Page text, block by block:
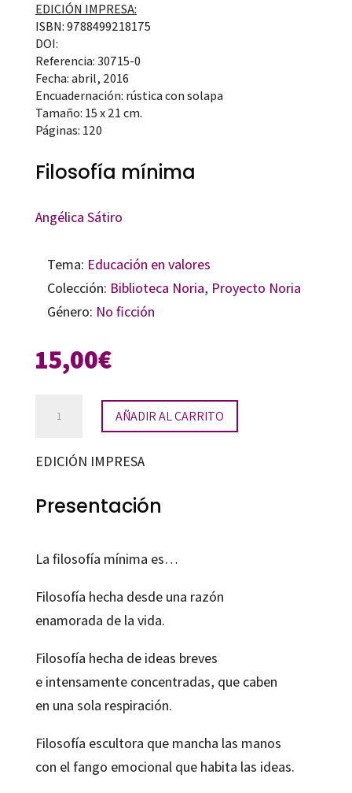
EDICIÓN IMPRESA:
ISBN: 9788499218175
DOI:
Referencia: 30715-0
Fecha: abril, 2016
Encuadernación: rústica con solapa
Tamaño: 15 x 21 cm.
Páginas: 120
Filosofía mínima
Angélica Sátiro
Tema: Educación en valores
Colección: Biblioteca Noria, Proyecto Noria
Género: No ficción
15,00€
cantidad
AÑADIR AL CARRITO
EDICIÓN IMPRESA
Presentación
La filosofía mínima es…
Filosofía hecha desde una razón
enamorada de la vida.
Filosofía hecha de ideas breves
e intensamente concentradas, que caben
en una sola respiración.
Filosofía escultora que mancha las manos
con el fango emocional que habita las ideas.